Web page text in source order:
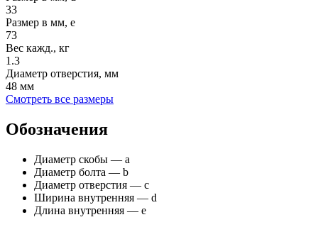
33
Размер в мм, e
73
Вес кажд., кг
1.3
Диаметр отверстия, мм
48 мм
Смотреть все размеры
Обозначения
Диаметр скобы — а
Диаметр болта — b
Диаметр отверстия — с
Ширина внутренняя — d
Длина внутренняя — е